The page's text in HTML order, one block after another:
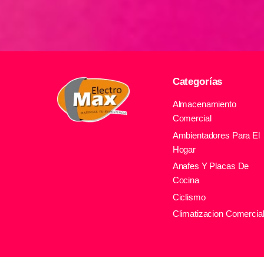
Categorías
Almacenamiento
Comercial
Ambientadores Para El
Hogar
Anafes Y Placas De
Cocina
Ciclismo
Climatizacion Comercial